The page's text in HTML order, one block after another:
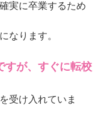
実に卒業するため
なります。
すが、すぐに転校
受け入れていま